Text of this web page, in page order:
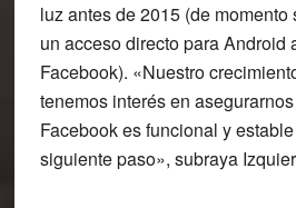
luz antes de 2015 (de
un acceso directo para Android
Facebook). «Nuestro
tenemos interés en
Facebook es funcional y
siguiente paso», subraya